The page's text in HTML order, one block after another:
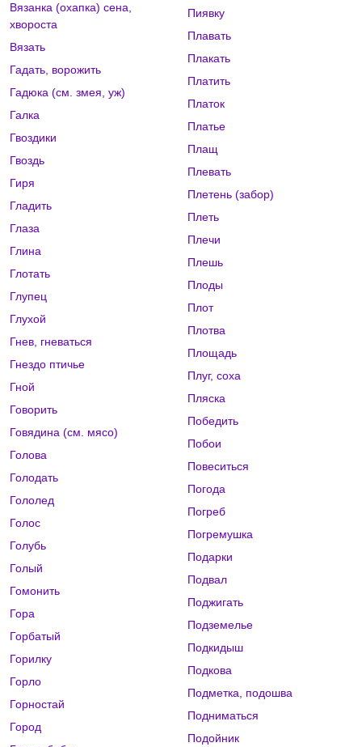
Вязанка (охапка) сена,
хвороста
Вязать
Гадать, ворожить
Гадюка (см. змея, уж)
Галка
Гвоздики
Гвоздь
Гиря
Гладить
Глаза
Глина
Глотать
Глупец
Глухой
Гнев, гневаться
Гнездо птичье
Гной
Говорить
Говядина (см. мясо)
Голова
Голодать
Гололед
Голос
Голубь
Голый
Гомонить
Гора
Горбатый
Горилку
Горло
Горностай
Город
Пиявку
Плавать
Плакать
Платить
Платок
Платье
Плащ
Плевать
Плетень (забор)
Плеть
Плечи
Плешь
Плоды
Плот
Плотва
Площадь
Плуг, соха
Пляска
Победить
Побои
Повеситься
Погода
Погреб
Погремушка
Подарки
Подвал
Поджигать
Подземелье
Подкидыш
Подкова
Подметка, подошва
Подниматься
Подойник